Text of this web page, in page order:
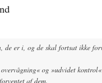
er i, og de skal fortsat ikke
og »udvidet
af dem.